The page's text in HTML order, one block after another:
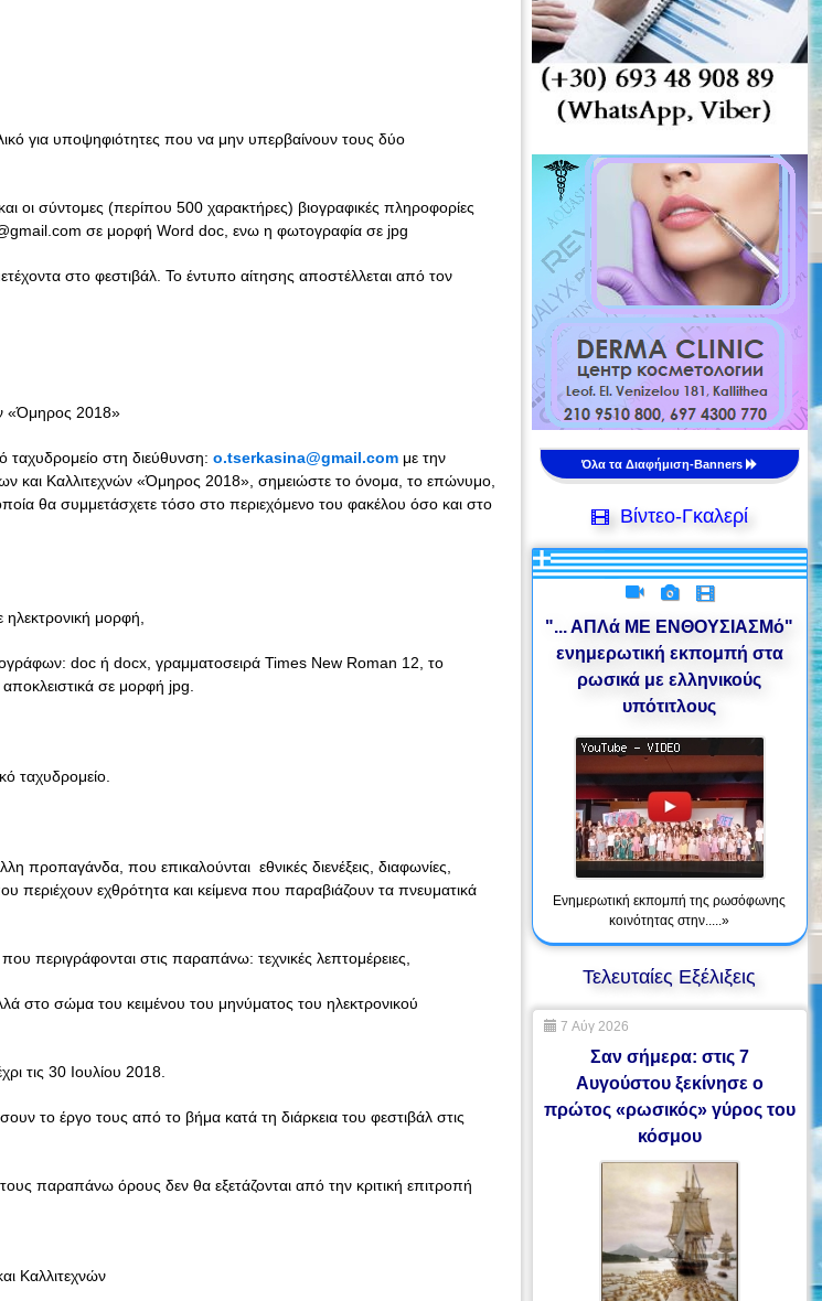
για υποψηφιότητες που να μην υπερβαίνουν τους δύο
οι σύντομες (περίπου 500 χαρακτήρες) βιογραφικές πληροφορίες
σε μορφή Word doc, ενω η φωτογραφία σε jpg
στο φεστιβάλ. Το έντυπο αίτησης αποστέλλεται από τον
«Όμηρος 2018»
ταχυδρομείο στη διεύθυνση:o.tserkasina@gmail.com με την
και Καλλιτεχνών «Όμηρος 2018», σημειώστε το όνομα, το επώνυμο,
θα συμμετάσχετε τόσο στο περιεχόμενο του φακέλου όσο και στο
ηλεκτρονική μορφή,
doc ή docx, γραμματοσειρά Times New Roman 12, το
αποκλειστικά σε μορφή jpg.
ταχυδρομείο.
προπαγάνδα, που επικαλούνται εθνικές διενέξεις, διαφωνίες,
περιέχουν εχθρότητα και κείμενα που παραβιάζουν τα πνευματικά
περιγράφονται στις παραπάνω: τεχνικές λεπτομέρειες,
στο σώμα του κειμένου του μηνύματος του ηλεκτρονικού
τις 30 Ιουλίου 2018.
το έργο τους από το βήμα κατά τη διάρκεια του φεστιβάλ στις
παραπάνω όρους δεν θα εξετάζονται από την κριτική επιτροπή
Καλλιτεχνών
Όλα τα Διαφήμιση-Banners
Βίντεο-Γκαλερί
"... ΑΠΛά ΜΕ ΕΝΘΟΥΣΙΑΣΜό"
ενημερωτική εκπομπή στα
ρωσικά με ελληνικούς
υπότιτλους
Ενημερωτική εκπομπή της ρωσόφωνης
κοινότητας στην.....»
Τελευταίες Εξέλιξεις
7 Αύγ 2026
Σαν σήμερα: στις 7
Αυγούστου ξεκίνησε ο
πρώτος «ρωσικός» γύρος του
κόσμου